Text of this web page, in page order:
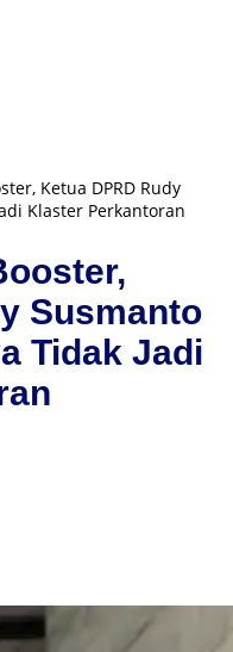
Ketua DPRD Rudy
Klaster Perkantoran
Susmanto
Tidak Jadi